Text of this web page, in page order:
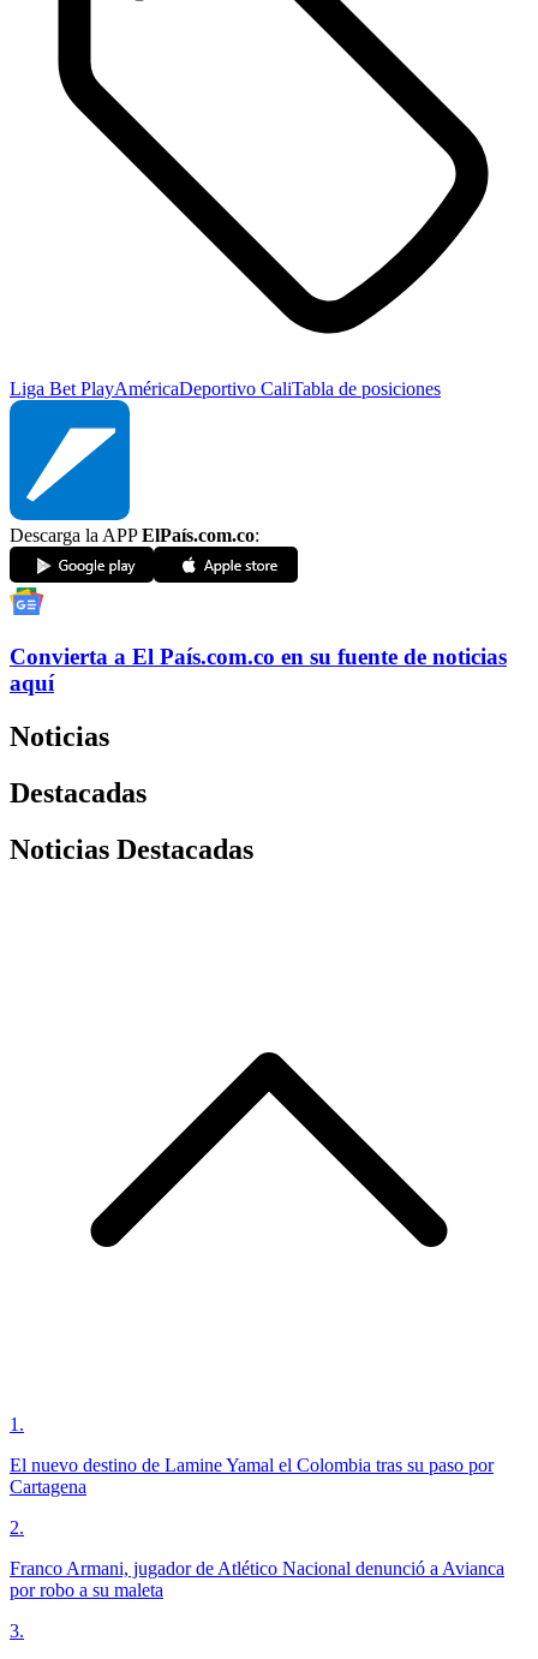
Liga Bet PlayAméricaDeportivo CaliTabla de posiciones
Descarga la APPElPaís.com.co:
Convierta a El País.com.co en su fuente de noticias
aquí
Noticias
Destacadas
Noticias Destacadas
1 .
El nuevo destino de Lamine Yamal el Colombia tras su paso por
Cartagena
2.
Franco Armani, jugador de Atlético Nacional denunció a Avianca
por robo a su maleta
3.